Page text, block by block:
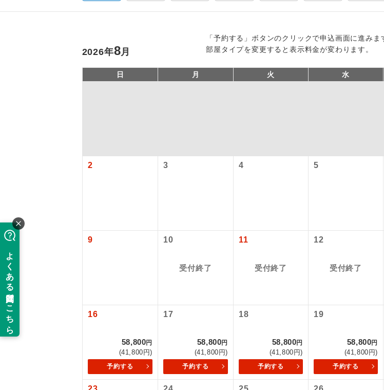
「予約する」ボタンのクリックで申込画面に進みま
部屋タイプを変更すると表示料金が変わります。
2026年8月
日 月 火 水
2 3 4 5
9 10
受付終了
11
受付終了
12
受付終了
16
58,800円
(41,800円)
予約する
17
58,800円
(41,800円)
予約する
18
58,800円
(41,800円)
予約する
19
58,800円
(41,800円)
予約する
現地添乗員同行
現地到着空港（駅）から
バスガイド乗務 バスガイドが乗務し、車
絶景 絶景スポットに立ち寄る
温泉 温泉地にも宿泊するコー